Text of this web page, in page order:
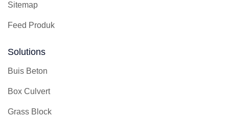
Sitemap
Feed Produk
Solutions
Buis Beton
Box Culvert
Grass Block